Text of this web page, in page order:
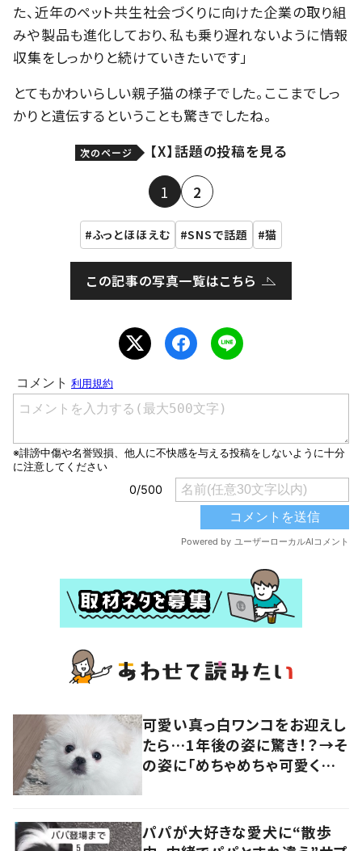
た、近年のペット共生社会づくりに向けた企業の取り組
みや製品も進化しており、私も乗り遅れないように情報
収集をしっかりと続けていきたいです」
とてもかわいらしい親子猫の様子でした。ここまでしっ
かりと遺伝するということも驚きでしたね。
次のページ 【X】話題の投稿を見る
1 2
ふっとほほえむ SNSで話題 猫
この記事の写真一覧はこちら
可愛い真っ白ワンコをお迎えし
たら…1年後の姿に驚き！？→そ
の姿に「めちゃめちゃ可愛くて
パパが大好きな愛犬に“散歩